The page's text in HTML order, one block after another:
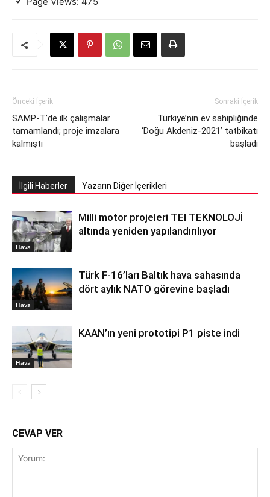
Önceki İçerik
SAMP-T’de ilk çalışmalar
tamamlandı; proje imzalara
kalmıştı
Sonraki İçerik
Türkiye’nin ev sahipliğinde
‘Doğu Akdeniz-2021’ tatbikatı
başladı
İlgili Haberler Yazarın Diğer İçerikleri
Hava
Milli motor projeleri TEI TEKNOLOJİ
altında yeniden yapılandırılıyor
Hava
Türk F-16’ları Baltık hava sahasında
dört aylık NATO görevine başladı
Hava
KAAN’ın yeni prototipi P1 piste indi
CEVAP VER